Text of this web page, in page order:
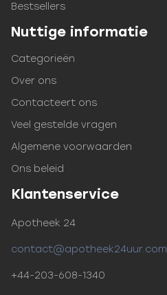
Bestsellers
Nuttige informatie
Categorieën
Over ons
Contacteert ons
Veel gestelde vragen
Algemene voorwaarden
Ons beleid
Klantenservice
Apotheek 24
contact@apotheek24uur.com
+44-203-608-1340